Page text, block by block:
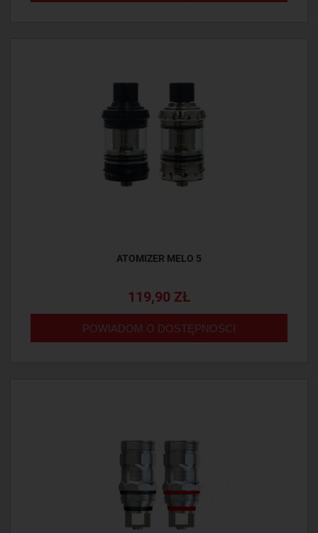
ATOMIZER MELO 5
119,90 ZŁ
POWIADOM O DOSTĘPNOŚCI